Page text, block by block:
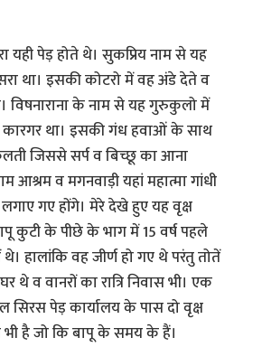
यही पेड़ होते थे। सुकप्रिय नाम से यह
था। इसकी कोटरो में वह अंडे देते व
विषनाराना के नाम से यह गुरुकुलो में
कारगर था। इसकी गंध हवाओं के साथ
जिससे सर्प व बिच्छू का आना
आश्रम व मगनवाड़ी यहां महात्मा गांधी
गए होंगे। मेरे देखे हुए यह वृक्ष
कुटी के पीछे के भाग में 15 वर्ष पहले
हालांकि वह जीर्ण हो गए थे परंतु तोतें
थे व वानरों का रात्रि निवास भी। एक
सिरस पेड़ कार्यालय के पास दो वृक्ष
भी है जो कि बापू के समय के हैं।